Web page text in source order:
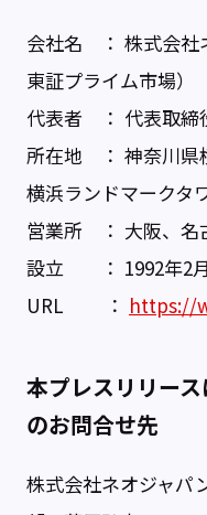
会社名 ： 株式会社
東証プライム市場）
代表者 ： 代表取
所在地 ： 神奈川県
横浜ランドマークタ
営業所 ： 大阪、名
設立 ： 1992年2月
URL ： https://
本プレスリリー
のお問合せ先
株式会社ネオジャ